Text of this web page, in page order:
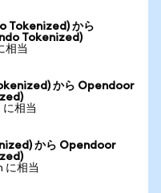
Tokenized) から
Tokenized)
相当
から Opendoor
相当
から Opendoor
に相当